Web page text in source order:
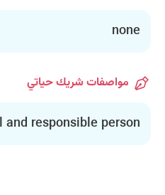
none
مواصفات شريك حياتي
responsible person